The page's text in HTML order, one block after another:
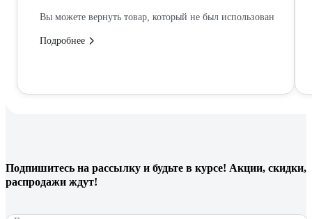
Вы можете вернуть товар, который не был использован
Подробнее
Подпишитесь на рассылку и будьте в курсе! Акции, скидки,
распродажи ждут!